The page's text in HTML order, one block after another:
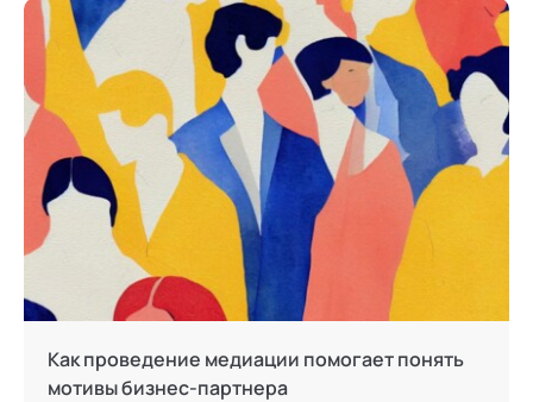
Как проведение медиации помогает понять
мотивы бизнес-партнера